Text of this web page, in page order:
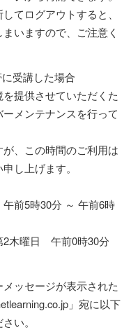
てログアウトすると、
いますので、ご注意く
受講した場合
提供させていただくた
メンテナンスを行って
、この時間のご利用は
し上げます。
5時30分 ～ 午前6時
木曜日 午前0時30分
ッセージが表示された
」宛に以下
い。